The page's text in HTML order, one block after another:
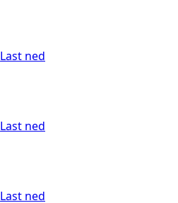
Last ned
Last ned
Last ned